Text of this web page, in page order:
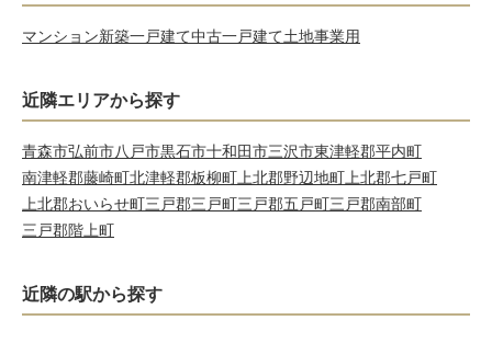
マンション新築一戸建て中古一戸建て土地事業用
近隣エリアから探す
青森市弘前市八戸市黒石市十和田市三沢市東津軽郡平内町
南津軽郡藤崎町北津軽郡板柳町上北郡野辺地町上北郡七戸町
上北郡おいらせ町三戸郡三戸町三戸郡五戸町三戸郡南部町
三戸郡階上町
近隣の駅から探す